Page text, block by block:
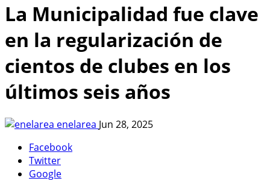
La Municipalidad fue clave
en la regularización de
cientos de clubes en los
últimos seis años
enelarea Jun 28, 2025
Facebook
Twitter
Google